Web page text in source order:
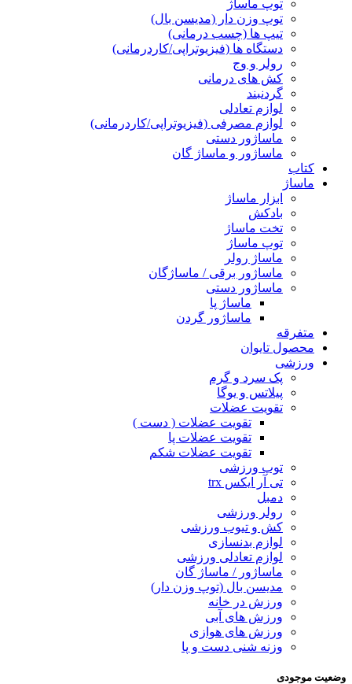
توپ ماساژ
توپ وزن دار (مدیسن بال)
تیپ ها (چسب درمانی)
دستگاه ها (فیزیوتراپی/کاردرمانی)
رولر و وج
کش های درمانی
گردنبند
لوازم تعادلی
لوازم مصرفی (فیزیوتراپی/کاردرمانی)
ماساژور دستی
ماساژور و ماساژ گان
کتاب
ماساژ
ابزار ماساژ
بادکش
تخت ماساژ
توپ ماساژ
ماساژ رولر
ماساژور برقی / ماساژگان
ماساژور دستی
ماساژ پا
ماساژور گردن
متفرقه
محصول تایوان
ورزشی
پک سرد و گرم
پیلاتس و یوگا
تقویت عضلات
تقویت عضلات ( دست )
تقویت عضلات پا
تقویت عضلات شکم
توپ ورزشی
تی آر ایکس trx
دمبل
رولر ورزشی
کش و تیوب ورزشی
لوازم بدنسازی
لوازم تعادلی ورزشی
ماساژور / ماساژ گان
مدیسن بال (توپ وزن دار)
ورزش در خانه
ورزش های آبی
ورزش های هوازی
وزنه شنی دست و پا
وضعیت موجودی